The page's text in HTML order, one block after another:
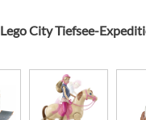
Lego City Tiefsee-